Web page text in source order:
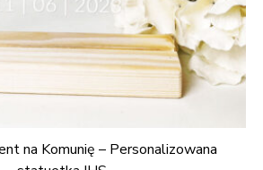
na Komunię – Personalizowana